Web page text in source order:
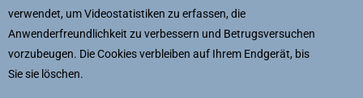
verwendet, um Videostatistiken zu erfassen, die
Anwenderfreundlichkeit zu verbessern und Betrugsversuchen
vorzubeugen. Die Cookies verbleiben auf Ihrem Endgerät, bis
Sie sie löschen.